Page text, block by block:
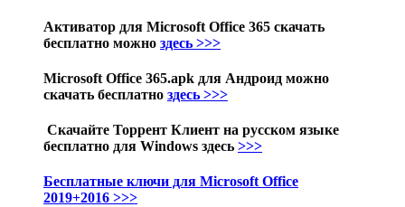
Активатор для Microsoft Office 365 скачать
бесплатно можно здесь >>>
Microsoft Office 365.apk для Андроид можно
скачать бесплатно здесь >>>
Скачайте Торрент Клиент на русском языке
бесплатно для Windows здесь >>>
Бесплатные ключи для Microsoft Office
2019+2016 >>>